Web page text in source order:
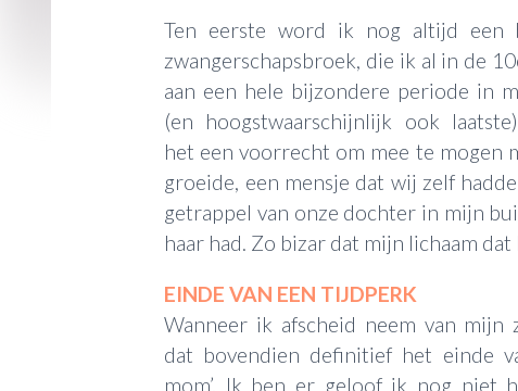
Ten eerste word ik nog altijd een
zwangerschapsbroek, die ik al in de
aan een hele bijzondere periode in
(en hoogstwaarschijnlijk ook laatste)
het een voorrecht om mee te mogen
groeide, een mensje dat wij zelf
getrappel van onze dochter in mijn
haar had. Zo bizar dat mijn lichaam dat
EINDE VAN EEN TIJDPERK
Wanneer ik afscheid neem van mijn
dat bovendien definitief het einde
mom’. Ik ben er geloof ik nog niet